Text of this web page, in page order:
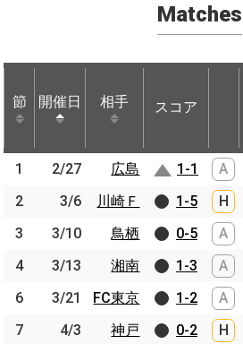
Matches
節 開催日 相手 スコア
節 開催日 相手 スコア
1 2/27 広島 1-1 A
2
3/6 川崎Ｆ 1-5 H
3
3/10 鳥栖 0-5 A
4
3/13 湘南 1-3 A
6
3/21 FC東京 1-2 A
7
4/3 神戸 0-2 H
節 開催日 相手
1 2/27
広島
2
3/6
川崎Ｆ
3
3/10
鳥栖
4
3/13
湘南
6
3/21
FC東京
7
4/3
神戸